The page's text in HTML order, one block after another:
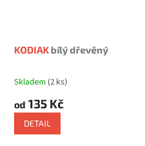
KODIAK bílý dřevěný
Průměrné
produktu
Skladem (2 ks)
od 135 Kč
DETAIL